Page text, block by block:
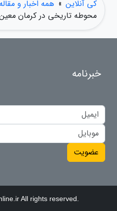
کی آنلاین » همه اخبار و
محوطه تاریخی در کرمان
خبرنامه
عضویت
All rights reserved.